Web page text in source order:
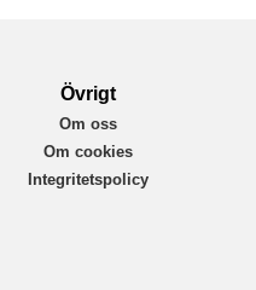
Övrigt
Om oss
Om cookies
Integritetspolicy